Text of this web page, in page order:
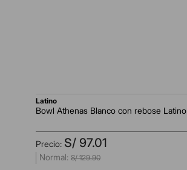
latino
Bowl Athenas Blanco con rebose Latino
S/ 97.01
S/ 129.90